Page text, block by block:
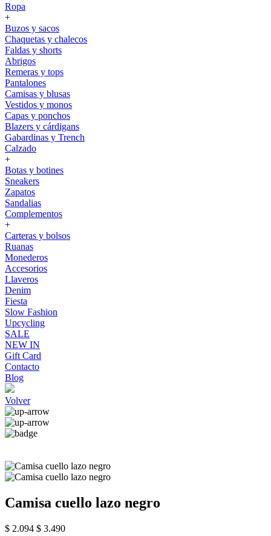
Ropa
+
Buzos y sacos
Chaquetas y chalecos
Faldas y shorts
Abrigos
Remeras y tops
Pantalones
Camisas y blusas
Vestidos y monos
Capas y ponchos
Blazers y cárdigans
Gabardinas y Trench
Calzado
+
Botas y botines
Sneakers
Zapatos
Sandalias
Complementos
+
Carteras y bolsos
Ruanas
Monederos
Accesorios
Llaveros
Denim
Fiesta
Slow Fashion
Upcycling
SALE
NEW IN
Gift Card
Contacto
Blog
Volver
Camisa cuello lazo negro
$ 2.094 $ 3.490